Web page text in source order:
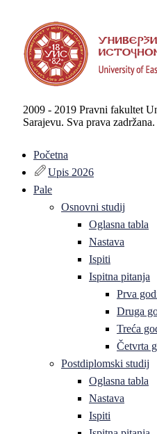
2009 - 2019 Pravni fakultet
Sarajevu. Sva prava
Početna
Upis 2026
Pale
Osnovni studij
Oglasna tabla
Nastava
Ispiti
Ispitna pitanja
Prva
Druga
Treća
Četvrta
Postdiplomski studij
Oglasna tabla
Nastava
Ispiti